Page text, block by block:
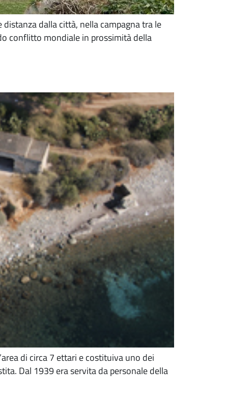
dalla città, nella campagna tra le
conflitto mondiale in prossimità della
di circa 7 ettari e costituiva uno dei
Dal 1939 era servita da personale della